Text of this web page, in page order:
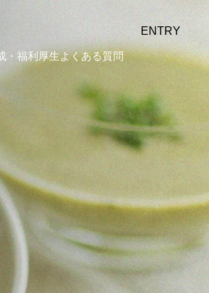
ENTRY
・福利厚生よくある質問